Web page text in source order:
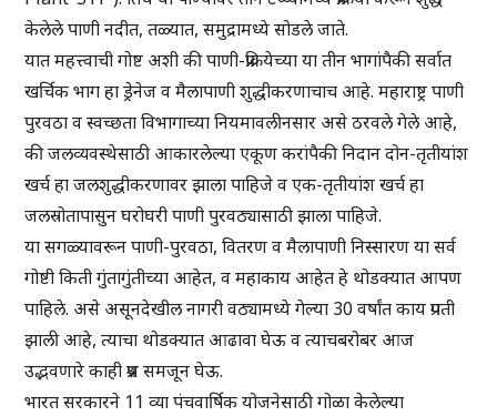
केलेले पाणी नदीत, तळ्यात, समुद्रामध्ये सोडले जाते.
यात महत्त्वाची गोष्ट अशी की पाणी-प्रक्रियेच्या या तीन भागांपैकी सर्वात
खर्चिक भाग हा ड्रेनेज व मैलापाणी शुद्धीकरणाचाच आहे. महाराष्ट्र पाणी
पुरवठा व स्वच्छता विभागाच्या नियमावलीनसार असे ठरवले गेले आहे,
की जलव्यवस्थेसाठी आकारलेल्या एकूण करांपैकी निदान दोन-तृतीयांश
खर्च हा जलशुद्धीकरणावर झाला पाहिजे व एक-तृतीयांश खर्च हा
जलस्रोतापासुन घरोघरी पाणी पुरवठ्यासाठी झाला पाहिजे.
या सगळ्यावरून पाणी-पुरवठा, वितरण व मैलापाणी निस्सारण या सर्व
गोष्टी किती गुंतागुंतीच्या आहेत, व महाकाय आहेत हे थोडक्यात आपण
पाहिले. असे असूनदेखील नागरी वठ्यामध्ये गेल्या 30 वर्षांत काय प्रगती
झाली आहे, त्याचा थोडक्यात आढावा घेऊ व त्याचबरोबर आज
उद्भवणारे काही प्रश्न समजून घेऊ.
भारत सरकारने 11 व्या पंचवार्षिक योजनेसाठी गोळा केलेल्या